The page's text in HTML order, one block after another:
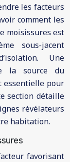
les facteurs
comment les
moisissures est
sous-jacent
Une
la source du
essentielle pour
section détaille
révélateurs
habitation.
favorisant